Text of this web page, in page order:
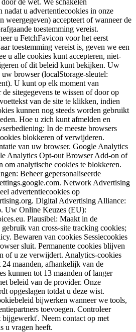
nadat u advertentiecookies in onze
weergegeven) accepteert of wanneer de
toestemming vereist.
u FetchFavicon voor het eerst
toestemming vereist is, geven we een
u alle cookies kunt accepteren, niet-
of dit beleid kunt bekijken. Uw
browser (localStorage-sleutel:
U kunt op elk moment van
de sitegegevens te wissen of door op
van de site te klikken, indien
kunnen nog steeds worden gebruikt
Hoe u zich kunt afmelden en
In de meeste browsers
blokkeren of verwijderen.
van uw browser. Google Analytics
Analytics Opt-out Browser Add-on of
om analytische cookies te blokkeren.
Beheer gepersonaliseerde
Network Advertising
advertentiecookies op
Digital Advertising Alliance:
Uw Online Keuzes (EU):
Plausibel: Maakt in de
van cross-site tracking cookies;
Bewaren van cookies Sessiecookies
sluit. Permanente cookies blijven
of u ze verwijdert. Analytics-cookies
maanden, afhankelijk van de
kunnen tot 13 maanden of langer
beleid van de provider. Onze
opgeslagen totdat u deze wist.
bijwerken wanneer we tools,
toevoegen. Controleer
Neem contact op met
u vragen heeft.